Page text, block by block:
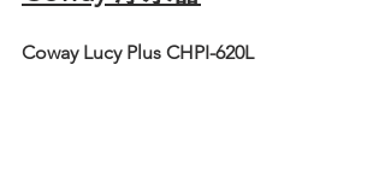
Coway Lucy Plus CHPI-620L